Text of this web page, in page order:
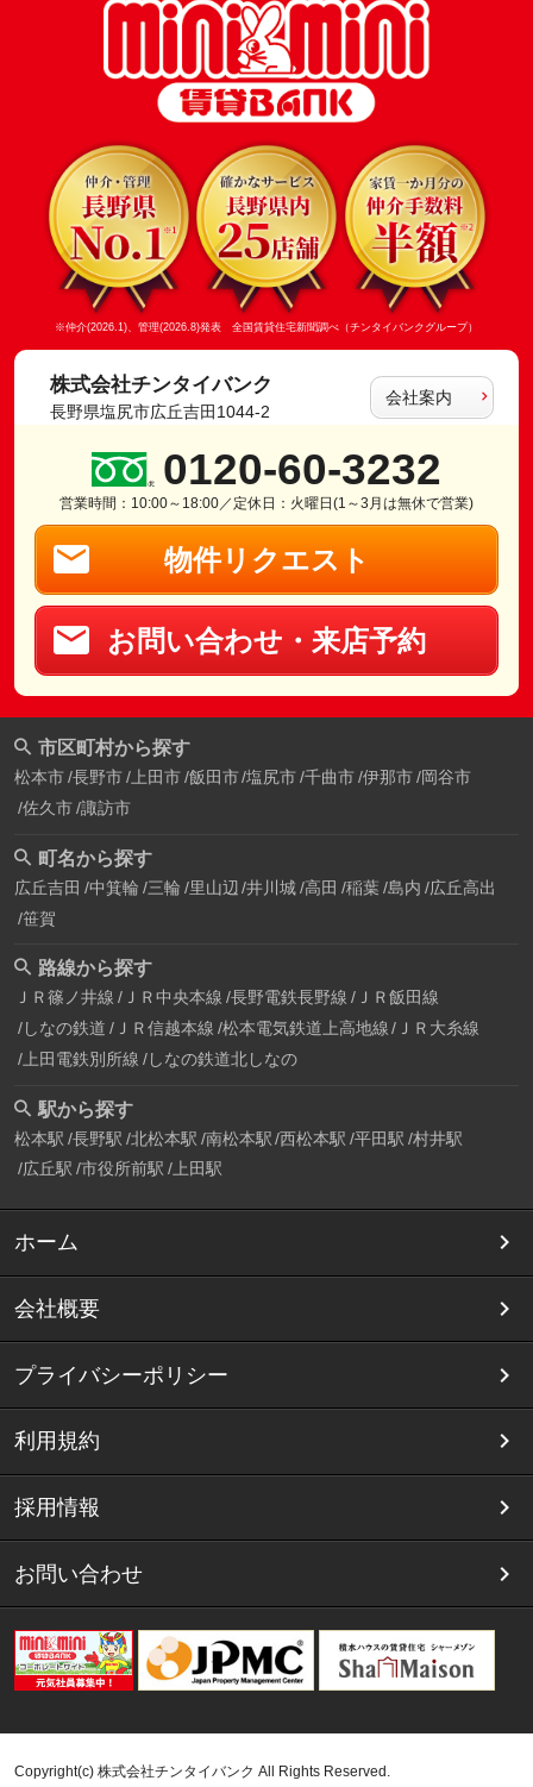
※仲介(2026.1)、管理(2026.8)発表 全国賃貸住宅新聞調べ（チンタイバンクグループ）
株式会社チンタイバンク
長野県塩尻市広丘吉田1044-2
会社案内
0120-60-3232
営業時間：10:00～18:00／定休日：火曜日(1～3月は無休で営業)
物件リクエスト
お問い合わせ・来店予約
市区町村から探す
松本市 長野市 上田市 飯田市 塩尻市 千曲市 伊那市 岡谷市
佐久市 諏訪市
町名から探す
広丘吉田 中箕輪 三輪 里山辺 井川城 高田 稲葉 島内 広丘高出
笹賀
路線から探す
ＪＲ篠ノ井線 ＪＲ中央本線 長野電鉄長野線 ＪＲ飯田線
しなの鉄道 ＪＲ信越本線 松本電気鉄道上高地線
ＪＲ大糸線
上田電鉄別所線 しなの鉄道北しなの
駅から探す
松本駅 長野駅 北松本駅 南松本駅 西松本駅 平田駅 村井駅
広丘駅 市役所前駅 上田駅
ホーム
会社概要
プライバシーポリシー
利用規約
採用情報
お問い合わせ
Copyright(c) 株式会社チンタイバンク All Rights Reserved.